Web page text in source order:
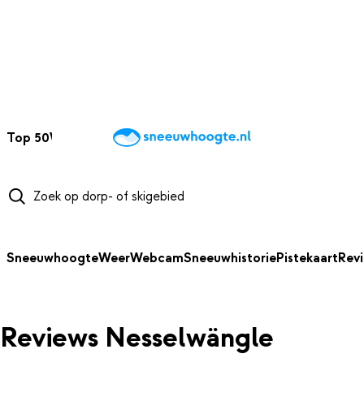
Top 50Webcams WintersportweerKaarten
SneeuwhoogteWeerWebcamSneeuwhistoriePistekaart
Reviews Nesselwängle